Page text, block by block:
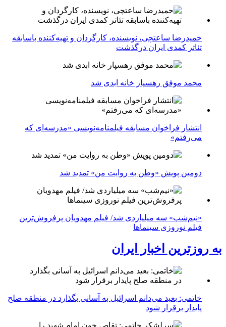
حمیدرضا ساعتچی، نویسنده، کارگردان و تهیه‌کننده باسابقه
تئاتر کمدی ایران درگذشت
محمد موفق رهسپار خانه ابدی شد
انتشار فراخوان مسابقه فیلمنامه‌نویسی «مدرسه‌ای که
می‌رفتم»
دومین پویش «وطن به روایت من» تمدید شد
«نیم‌شب» سه میلیاردی شد/ فیلم مهدویان پرفروش‌ترین
فیلم نوروزی سینماها
به روزترین اخبار ایران
خاتمی: بعید می‌دانم اسرائیل به آسانی بگذارد در منطقه صلح
پایدار برقرار شود